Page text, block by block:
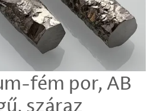
fém por, AB
száraz